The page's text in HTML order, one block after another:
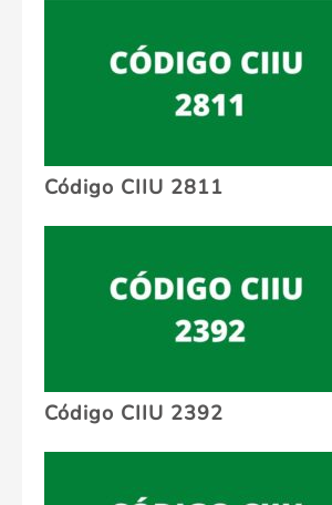
Código CIIU 2811
Código CIIU 2392